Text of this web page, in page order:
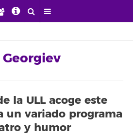
la ULL acoge este
un variado programa
y humor